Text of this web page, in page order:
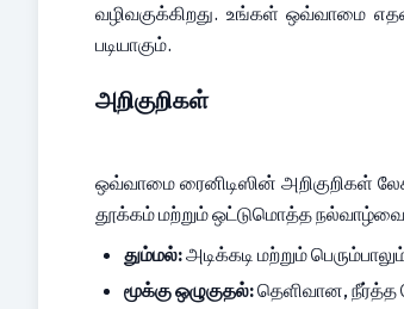
வழிவகுக்கிறது. உங்கள் ஒவ்வாமை
படியாகும்.
அறிகுறிகள்
ஒவ்வாமை ரைனிடிஸின் அறிகுறிகள்
தூக்கம் மற்றும் ஒட்டுமொத்த
தும்மல்: அடிக்கடி மற்றும்
மூக்கு ஒழுகுதல்: தெளிவான, நீர்த்த